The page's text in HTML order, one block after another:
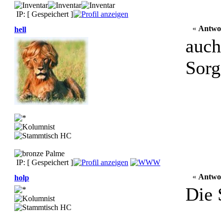
IP: [ Gespeichert ]
hell
«
IP: [ Gespeichert ]
holp
«
Die